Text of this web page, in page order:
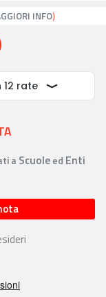
INFO)
a Scuoleed Enti